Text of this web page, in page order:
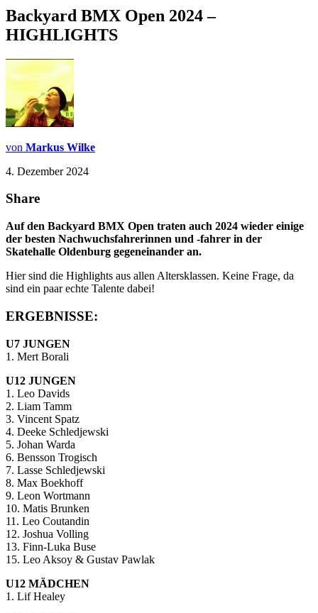
Backyard BMX Open 2024 –
HIGHLIGHTS
von Markus Wilke
4. Dezember 2024
Share
Auf den Backyard BMX Open traten auch 2024 wieder einige
der besten Nachwuchsfahrerinnen und -fahrer in der
Skatehalle Oldenburg gegeneinander an.
Hier sind die Highlights aus allen Altersklassen. Keine Frage, da
sind ein paar echte Talente dabei!
ERGEBNISSE:
U7 JUNGEN
1. Mert Borali
U12 JUNGEN
1. Leo Davids
2. Liam Tamm
3. Vincent Spatz
4. Deeke Schledjewski
5. Johan Warda
6. Bensson Trogisch
7. Lasse Schledjewski
8. Max Boekhoff
9. Leon Wortmann
10. Matis Brunken
11. Leo Coutandin
12. Joshua Volling
13. Finn-Luka Buse
15. Leo Aksoy & Gustav Pawlak
U12 MÄDCHEN
1. Lif Healey